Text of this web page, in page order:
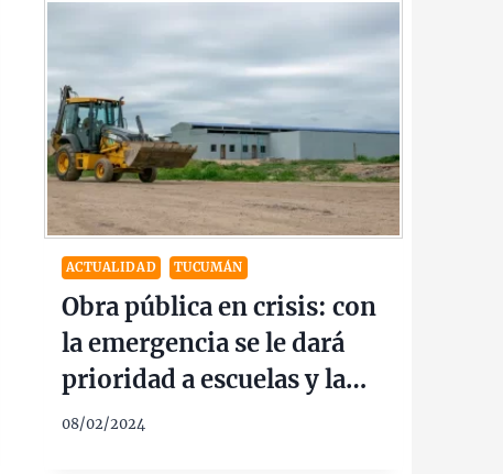
ACTUALIDAD TUCUMÁN
Obra pública en crisis: con
la emergencia se le dará
prioridad a escuelas y la
cárcel
08/02/2024